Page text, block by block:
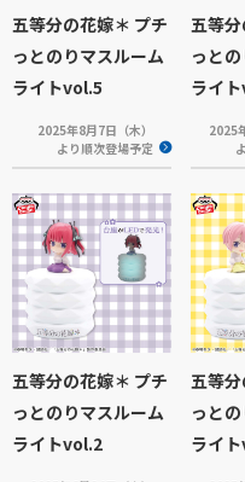
五等分の花嫁＊ プチ
っとのりマスルーム
ライトvol.5
2025年8月7日（木）
より順次登場予定
五等
っと
ライ
2025
五等分の花嫁＊ プチ
っとのりマスルーム
ライトvol.2
五等
っと
ライ